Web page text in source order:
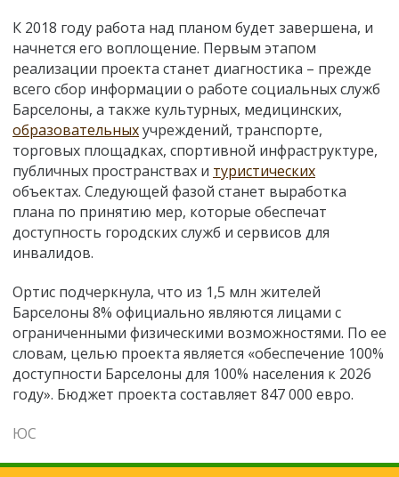
К 2018 году работа над планом будет завершена, и
начнется его воплощение. Первым этапом
реализации проекта станет диагностика – прежде
всего сбор информации о работе социальных служб
Барселоны, а также культурных, медицинских,
образовательныхучреждений, транспорте,
торговых площадках, спортивной инфраструктуре,
публичных пространствах и туристических
объектах. Следующей фазой станет выработка
плана по принятию мер, которые обеспечат
доступность городских служб и сервисов для
инвалидов.
Ортис подчеркнула, что из 1,5 млн жителей
Барселоны 8% официально являются лицами с
ограниченными физическими возможностями. По ее
словам, целью проекта является «обеспечение 100%
доступности Барселоны для 100% населения к 2026
году». Бюджет проекта составляет 847 000 евро.
ЮС